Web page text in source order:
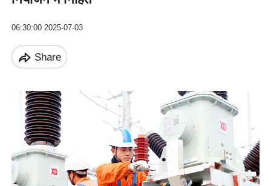
06:30:00 2025-07-03
Share